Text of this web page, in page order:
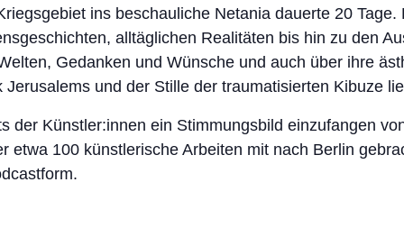
ins beschauliche Netania dauerte 20
alltäglichen Realitäten bis hin zu den
Gedanken und Wünsche und auch über ihre
und der Stille der traumatisierten Kibuze
der Künstler:innen ein Stimmungsbild einzufangen
etwa 100 künstlerische Arbeiten mit nach Berlin